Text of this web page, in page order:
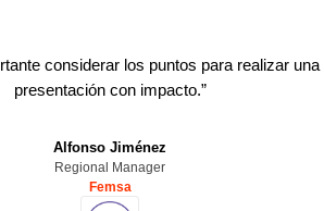
considerar los puntos para realizar una
presentación con impacto.”
Alfonso Jiménez
Regional Manager
Femsa